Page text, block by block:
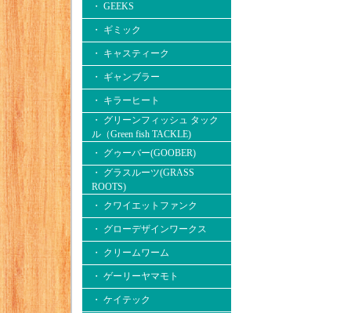
・ GEEKS
・ ギミック
・ キャスティーク
・ ギャンブラー
・ キラーヒート
・ グリーンフィッシュ タック
ル（Green fish TACKLE)
・ グゥーバー(GOOBER)
・ グラスルーツ(GRASS
ROOTS)
・ クワイエットファンク
・ グローデザインワークス
・ クリームワーム
・ ゲーリーヤマモト
・ ケイテック